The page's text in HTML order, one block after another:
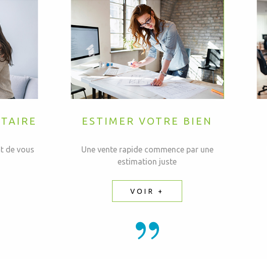
de vous
ESTIMER VOTRE BIEN
Une vente rapide commence par une
estimation juste
VOIR +